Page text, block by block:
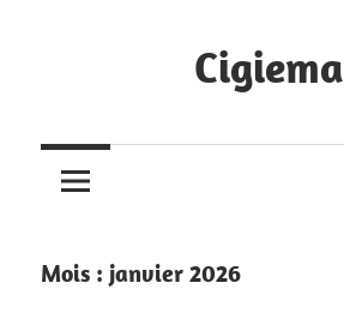
Cigiema
Mois : janvier 2026